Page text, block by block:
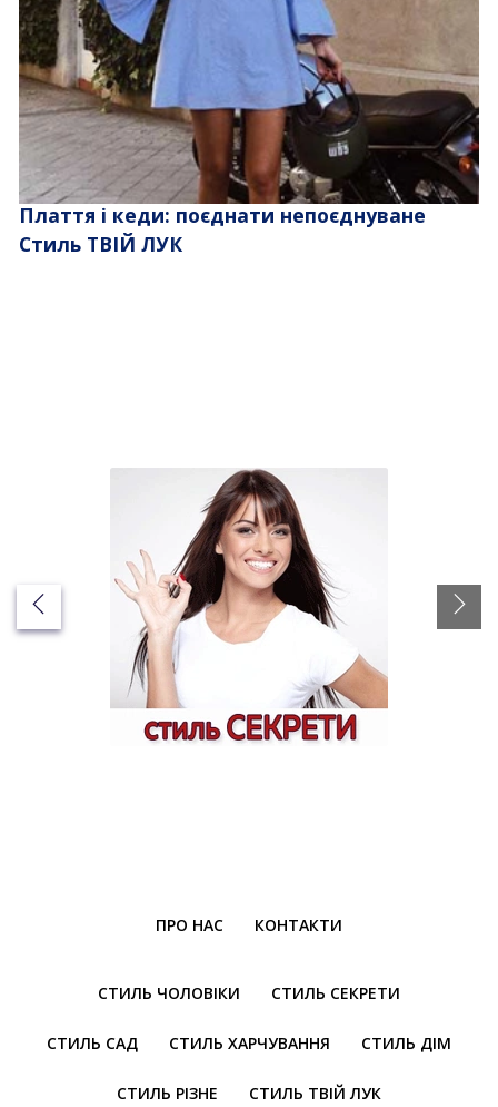
Плаття і кеди: поєднати непоєднуване
Стиль ТВІЙ ЛУК
ПРО НАС КОНТАКТИ
СТИЛЬ ЧОЛОВІКИ СТИЛЬ СЕКРЕТИ
СТИЛЬ САД СТИЛЬ ХАРЧУВАННЯ СТИЛЬ ДІМ
СТИЛЬ РІЗНЕ СТИЛЬ ТВІЙ ЛУК